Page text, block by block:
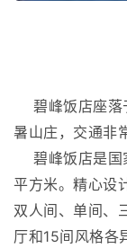
碧峰饭店座落
暑山庄，交通非
碧峰饭店是国
平方米。精心设
双人间、单间、
厅和15间风格各